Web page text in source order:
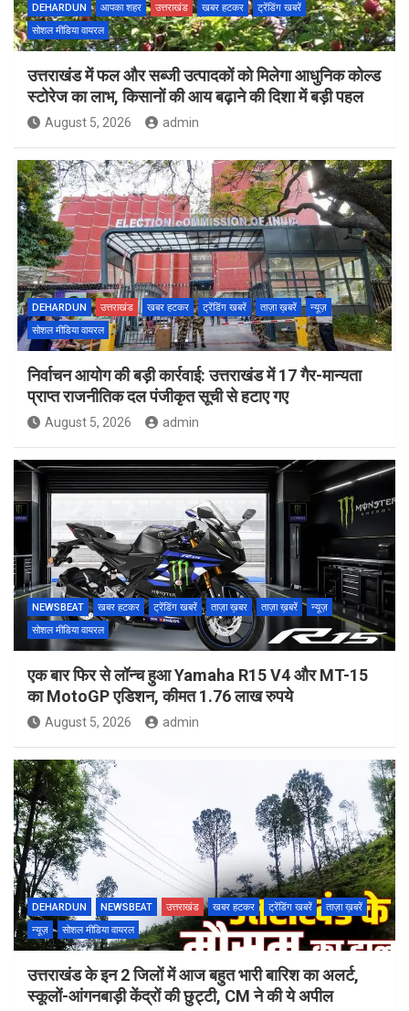
DEHARDUN आपका शहर उत्तराखंड खबर हटकर
ट्रेंडिंग खबरें
सोशल मीडिया वायरल
उत्तराखंड में फल और सब्जी उत्पादकों को मिलेगा आधुनिक कोल्ड
स्टोरेज का लाभ, किसानों की आय बढ़ाने की दिशा में बड़ी पहल
August 5, 2026 admin
DEHARDUN उत्तराखंड खबर हटकर ट्रेंडिंग खबरें ताज़ा ख़बरें
न्यूज़
सोशल मीडिया वायरल
निर्वाचन आयोग की बड़ी कार्रवाई: उत्तराखंड में 17 गैर-मान्यता
प्राप्त राजनीतिक दल पंजीकृत सूची से हटाए गए
August 5, 2026 admin
NEWSBEAT खबर हटकर ट्रेंडिंग खबरें ताज़ा ख़बर ताज़ा ख़बरें
न्यूज़
सोशल मीडिया वायरल
एक बार फिर से लॉन्च हुआ Yamaha R15 V4 और MT-15
का MotoGP एडिशन, कीमत 1.76 लाख रुपये
August 5, 2026 admin
DEHARDUN NEWSBEAT उत्तराखंड खबर हटकर ट्रेंडिंग खबरें
ताज़ा ख़बरें
न्यूज़
सोशल मीडिया वायरल
उत्तराखंड के इन 2 जिलों में आज बहुत भारी बारिश का अलर्ट,
स्कूलों-आंगनबाड़ी केंद्रों की छुट्टी, CM ने की ये अपील